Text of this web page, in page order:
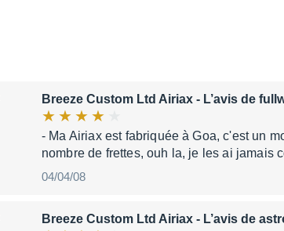
Breeze Custom Ltd Airiax - L’avis de
- Ma Airiax est fabriquée à Goa, c'est un
nombre de frettes, ouh la, je les ai jamais
04/04/08
Breeze Custom Ltd Airiax - L’avis de